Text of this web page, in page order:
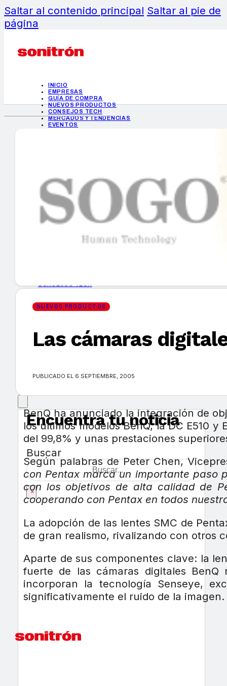
Saltar al contenido principal Saltar al pie de
página
INICIO
EMPRESAS
GUÍA DE COMPRA
NUEVOS PRODUCTOS
CONSEJOS TECH
MERCADOS Y TENDENCIAS
EVENTOS
INICIO
EMPRESAS
GUÍA DE COMPRA
MERCADOS Y TENDENCIAS
Encuentra tu noticia
Buscar
×
NUEVOS PRODUCTOS
Las cámaras
PUBLICADO EL 6 SEPTIEMBRE, 2005
BenQ ha anunciado la integración de
los últimos modelos BenQ, la DC E510
del 99,8% y unas prestaciones
Según palabras de Peter Chen,
con Pentax marca un importante paso
con los objetivos de alta calidad de
cooperando con Pentax en todos
La adopción de las lentes SMC de
de gran realismo, rivalizando con otros
Aparte de sus componentes clave: la
fuerte de las cámaras digitales
incorporan la tecnología Senseye,
significativamente el ruido de la imagen.